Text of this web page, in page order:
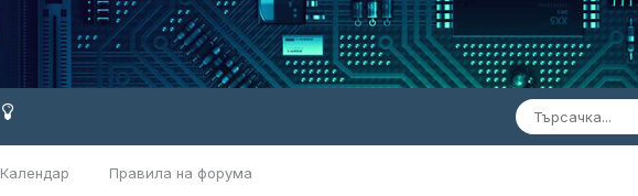
Календар Правила на форума